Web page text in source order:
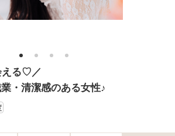
1 2 3 4
える♡／
・清潔感のある女性♪